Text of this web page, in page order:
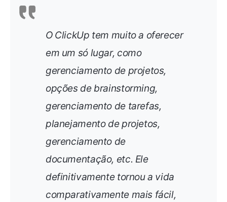
O ClickUp tem muito a oferecer
em um só lugar, como
gerenciamento de projetos,
opções de brainstorming,
gerenciamento de tarefas,
planejamento de projetos,
gerenciamento de
documentação, etc. Ele
definitivamente tornou a vida
comparativamente mais fácil,